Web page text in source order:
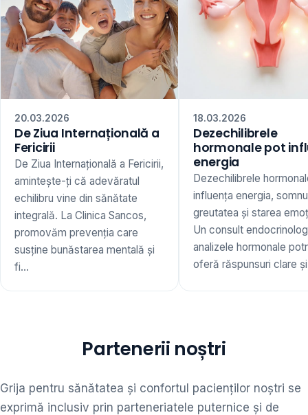
20.03.2026
De Ziua Internațională a
Fericirii
De Ziua Internațională a Fericirii,
amintește-ți că adevăratul
echilibru vine din sănătate
integrală. La Clinica Sancos,
promovăm prevenția care
susține bunăstarea mentală și
fi...
18.03.2026
Dezechilibrele
hormonale pot
energia
Dezechilibrele
influența energia,
greutatea și starea
Un consult
analizele hormonale
oferă răspunsuri clare
Partenerii noștri
Grija pentru sănătatea și confortul pacienților noștri se
exprimă inclusiv prin parteneriatele puternice și de